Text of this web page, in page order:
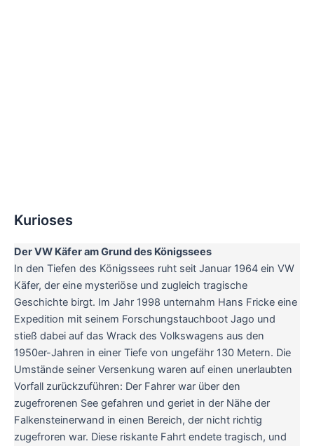
Kurioses
Der VW Käfer am Grund des Königssees
In den Tiefen des Königssees ruht seit Januar 1964 ein VW
Käfer, der eine mysteriöse und zugleich tragische
Geschichte birgt. Im Jahr 1998 unternahm Hans Fricke eine
Expedition mit seinem Forschungstauchboot Jago und
stieß dabei auf das Wrack des Volkswagens aus den
1950er-Jahren in einer Tiefe von ungefähr 130 Metern. Die
Umstände seiner Versenkung waren auf einen unerlaubten
Vorfall zurückzuführen: Der Fahrer war über den
zugefrorenen See gefahren und geriet in der Nähe der
Falkensteinerwand in einen Bereich, der nicht richtig
zugefroren war. Diese riskante Fahrt endete tragisch, und